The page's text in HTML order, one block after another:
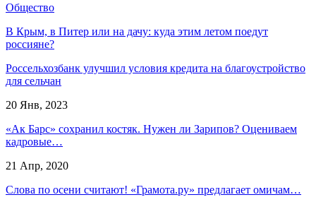
Общество
В Крым, в Питер или на дачу: куда этим летом поедут
россияне?
Россельхозбанк улучшил условия кредита на благоустройство
для сельчан
20 Янв, 2023
«Ак Барс» сохранил костяк. Нужен ли Зарипов? Оцениваем
кадровые…
21 Апр, 2020
Слова по осени считают! «Грамота.ру» предлагает омичам…